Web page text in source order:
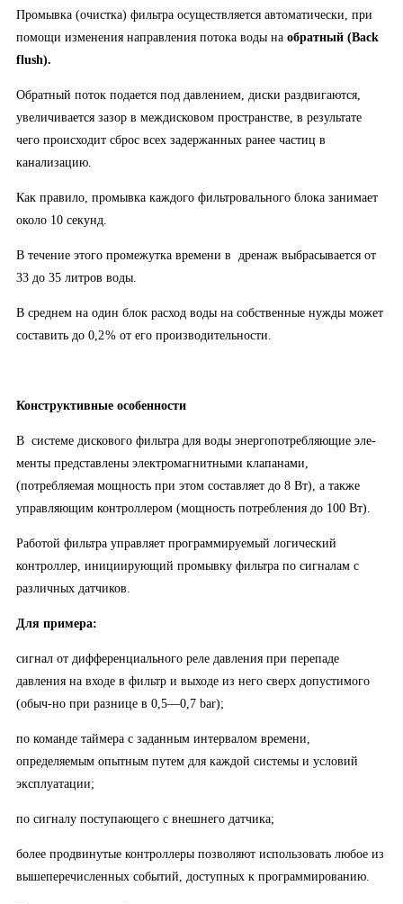
Промывка (очистка) фильтра осуществляется автоматически, при
помощи изменения направления потока воды на обратный (Back
flush).
Обратный поток подается под давлением, диски раздвигаются,
увеличивается зазор в междисковом пространстве, в результате
чего происходит сброс всех задержанных ранее частиц в
канализацию.
Как правило, промывка каждого фильтровального блока занимает
около 10 секунд.
В течение этого промежутка времени в дренаж выбрасывается от
33 до 35 литров воды.
В среднем на один блок расход воды на собственные нужды может
составить до 0,2 % от его производительности.
Конструктивные особенности
В системе дискового фильтра для воды энергопотребляющие эле-
менты представлены электромагнитными клапанами,
(потребляемая мощность при этом составляет до 8 Вт), а также
управляющим контроллером (мощность потребления до 100 Вт).
Работой фильтра управляет программируемый логический
контроллер, инициирующий промывку фильтра по сигналам с
различных датчиков.
Для примера:
сигнал от дифференциального реле давления при перепаде
давления на входе в фильтр и выходе из него сверх допустимого
(обыч-но при разнице в 0,5—0,7 bar);
по команде таймера с заданным интервалом времени,
определяемым опытным путем для каждой системы и условий
эксплуатации;
по сигналу поступающего с внешнего датчика;
более продвинутые контроллеры позволяют использовать любое из
вышеперечисленных событий, доступных к программированию.